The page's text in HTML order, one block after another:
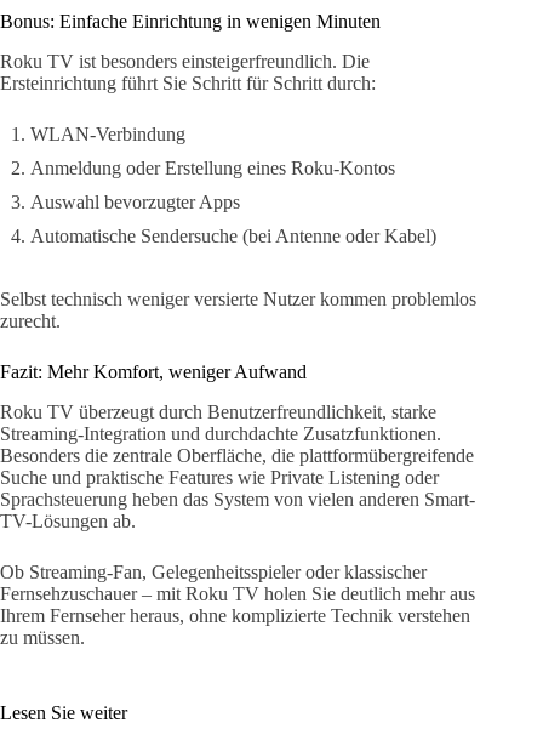
Bonus: Einfache Einrichtung in wenigen Minuten
Roku TV ist besonders einsteigerfreundlich. Die
Ersteinrichtung führt Sie Schritt für Schritt durch:
WLAN-Verbindung
Anmeldung oder Erstellung eines Roku-Kontos
Auswahl bevorzugter Apps
Automatische Sendersuche (bei Antenne oder Kabel)
Selbst technisch weniger versierte Nutzer kommen problemlos
zurecht.
Fazit: Mehr Komfort, weniger Aufwand
Roku TV überzeugt durch Benutzerfreundlichkeit, starke
Streaming-Integration und durchdachte Zusatzfunktionen.
Besonders die zentrale Oberfläche, die plattformübergreifende
Suche und praktische Features wie Private Listening oder
Sprachsteuerung heben das System von vielen anderen Smart-
TV-Lösungen ab.
Ob Streaming-Fan, Gelegenheitsspieler oder klassischer
Fernsehzuschauer – mit Roku TV holen Sie deutlich mehr aus
Ihrem Fernseher heraus, ohne komplizierte Technik verstehen
zu müssen.
Lesen Sie weiter